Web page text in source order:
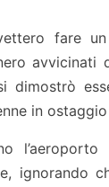
fare
avvicinati
dimostrò
in
l’aeroporto
ignorando